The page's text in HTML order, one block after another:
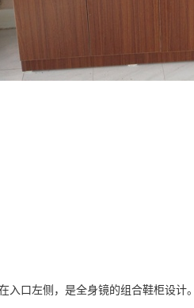
口左侧，是全身镜的组合鞋柜设计